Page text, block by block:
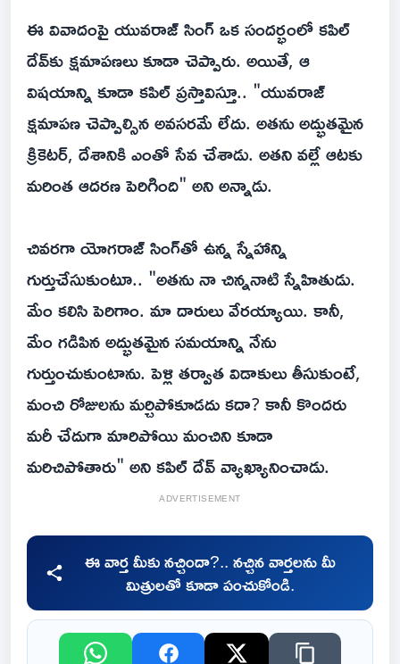
ఈ వివాదంపై యువరాజ్ సింగ్ ఒక సందర్భంలో కపిల్
దేవ్‌కు క్షమాపణలు కూడా చెప్పారు. అయితే, ఆ
విషయాన్ని కూడా కపిల్ ప్రస్తావిస్తూ.. "యువరాజ్
క్షమాపణ చెప్పాల్సిన అవసరమే లేదు. అతను అద్భుతమైన
క్రికెటర్, దేశానికి ఎంతో సేవ చేశాడు. అతని వల్లే ఆటకు
మరింత ఆదరణ పెరిగింది" అని అన్నాడు.
చివరగా యోగరాజ్ సింగ్‌తో ఉన్న స్నేహాన్ని
గుర్తుచేసుకుంటూ.. "అతను నా చిన్ననాటి స్నేహితుడు.
మేం కలిసి పెరిగాం. మా దారులు వేరయ్యాయి. కానీ,
మేం గడిపిన అద్భుతమైన సమయాన్ని నేను
గుర్తుంచుకుంటాను. పెళ్లి తర్వాత విడాకులు తీసుకుంటే,
మంచి రోజులను మర్చిపోకూడదు కదా? కానీ కొందరు
మరీ చేదుగా మారిపోయి మంచిని కూడా
మరిచిపోతారు" అని కపిల్ దేవ్ వ్యాఖ్యానించాడు.
ADVERTISEMENT
ఈ వార్త మీకు నచ్చిందా?.. నచ్చిన వార్తలను మీ
మిత్రులతో కూడా పంచుకోండి.